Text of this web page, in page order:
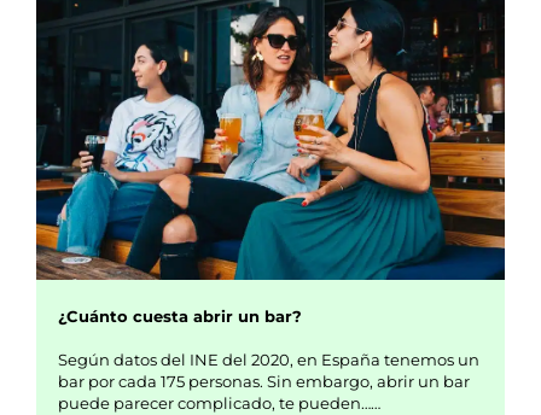
¿Cuánto cuesta abrir un bar?
Según datos del INE del 2020, en España tenemos un
bar por cada 175 personas. Sin embargo, abrir un bar
puede parecer complicado, te pueden……